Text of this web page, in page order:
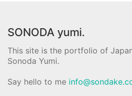
SONODA yumi.
This site is the portfolio of
Sonoda Yumi.
Say hello to me